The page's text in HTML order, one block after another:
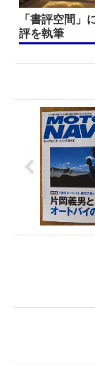
「書評空間」
評を執筆